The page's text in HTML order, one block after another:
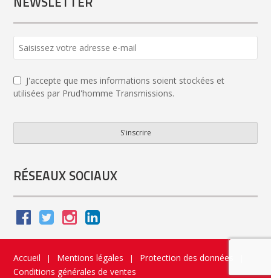
J'accepte que mes informations soient stockées et
utilisées par Prud'homme Transmissions.
S'inscrire
Address *
RÉSEAUX SOCIAUX
Accueil | Mentions légales | Protection des données
Conditions générales de ventes